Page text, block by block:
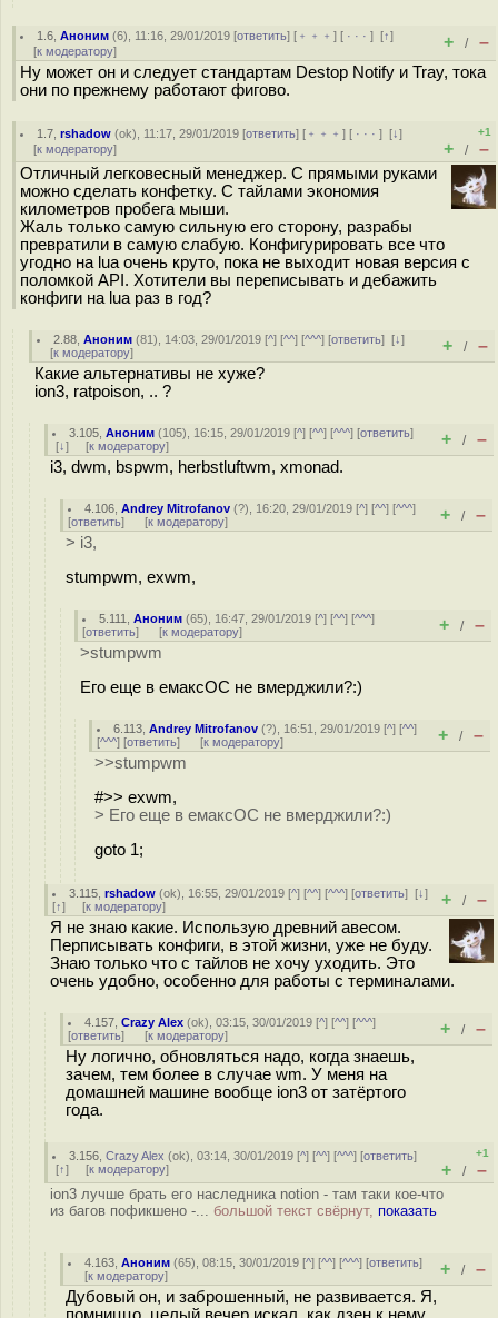
1.6 ,Аноним (6), 11:16, 29/01/2019 [ответить] [ ﹢﹢﹢] [ · · ·][↑]
[к модератору] + / –
Ну может он и следует стандартам Destop Notify и Tray, тока
они по прежнему работают фигово.
1.7 ,rshadow (ok), 11:17, 29/01/2019 [ответить] [ ﹢﹢﹢] [ · · ·][↓]
[к модератору]
+1
+ / –
Отличный легковесный менеджер. С прямыми руками
можно сделать конфетку. С тайлами экономия
километров пробега мыши.
Жаль только самую сильную его сторону, разрабы
превратили в самую слабую. Конфигурировать все что
угодно на lua очень круто, пока не выходит новая версия с
поломкой API. Хотители вы переписывать и дебажить
конфиги на lua раз в год?
2.88 ,Аноним (81), 14:03, 29/01/2019 [^] [^^] [^^^] [ответить][↓]
[к модератору] + / –
Какие альтернативы не хуже?
ion3, ratpoison, .. ?
3.105 ,Аноним (105), 16:15, 29/01/2019 [^] [^^] [^^^] [ответить]
[↓] [к модератору] + / –
i3, dwm, bspwm, herbstluftwm, xmonad.
4.106 ,Andrey Mitrofanov (?), 16:20, 29/01/2019 [^] [^^] [^^^]
[ответить] [к модератору] + / –
> i3,
stumpwm, exwm,
5.111 ,Аноним (65), 16:47, 29/01/2019 [^] [^^] [^^^]
[ответить] [к модератору] + / –
>stumpwm
Его еще в емаксОС не вмерджили?:)
6.113 ,Andrey Mitrofanov (?), 16:51, 29/01/2019 [^] [^^]
[^^^] [ответить] [к модератору] + / –
>>stumpwm
#>> exwm,
> Его еще в емаксОС не вмерджили?:)
goto 1;
3.115 ,rshadow (ok), 16:55, 29/01/2019 [^] [^^] [^^^] [ответить][↓]
[↑] [к модератору] + / –
Я не знаю какие. Использую древний авесом.
Перписывать конфиги, в этой жизни, уже не буду.
Знаю только что с тайлов не хочу уходить. Это
очень удобно, особенно для работы с терминалами.
4.157 ,Crazy Alex (ok), 03:15, 30/01/2019 [^] [^^] [^^^]
[ответить] [к модератору] + / –
Ну логично, обновляться надо, когда знаешь,
зачем, тем более в случае wm. У меня на
домашней машине вообще ion3 от затёртого
года.
3.156 ,Crazy Alex (ok), 03:14, 30/01/2019 [^] [^^] [^^^] [ответить]
[↑] [к модератору]
+1
+ / –
ion3 лучше брать его наследника notion - там таки кое-что
из багов пофикшено -... большой текст свёрнут, показать
4.163 ,Аноним (65), 08:15, 30/01/2019 [^] [^^] [^^^] [ответить]
[к модератору] + / –
Дубовый он, и заброшенный, не развивается. Я,